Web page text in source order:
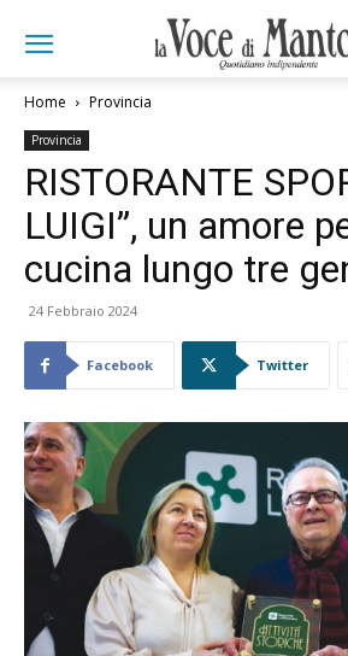
Home Provincia
Provincia
RISTORANTE
LUIGI”, un amore
cucina lungo tre
24 Febbraio 2024
Facebook Twitter